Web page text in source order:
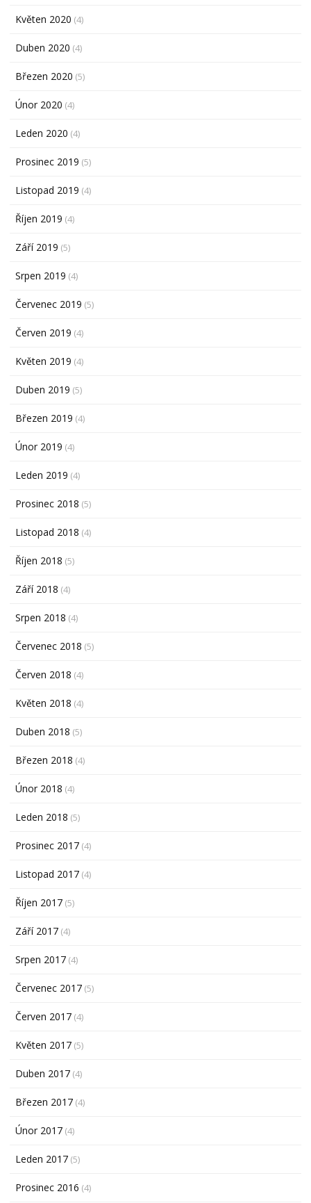
Květen 2020 (4)
Duben 2020 (4)
Březen 2020 (5)
Únor 2020 (4)
Leden 2020 (4)
Prosinec 2019 (5)
Listopad 2019 (4)
Říjen 2019 (4)
Září 2019 (5)
Srpen 2019 (4)
Červenec 2019 (5)
Červen 2019 (4)
Květen 2019 (4)
Duben 2019 (5)
Březen 2019 (4)
Únor 2019 (4)
Leden 2019 (4)
Prosinec 2018 (5)
Listopad 2018 (4)
Říjen 2018 (5)
Září 2018 (4)
Srpen 2018 (4)
Červenec 2018 (5)
Červen 2018 (4)
Květen 2018 (4)
Duben 2018 (5)
Březen 2018 (4)
Únor 2018 (4)
Leden 2018 (5)
Prosinec 2017 (4)
Listopad 2017 (4)
Říjen 2017 (5)
Září 2017 (4)
Srpen 2017 (4)
Červenec 2017 (5)
Červen 2017 (4)
Květen 2017 (5)
Duben 2017 (4)
Březen 2017 (4)
Únor 2017 (4)
Leden 2017 (5)
Prosinec 2016 (4)